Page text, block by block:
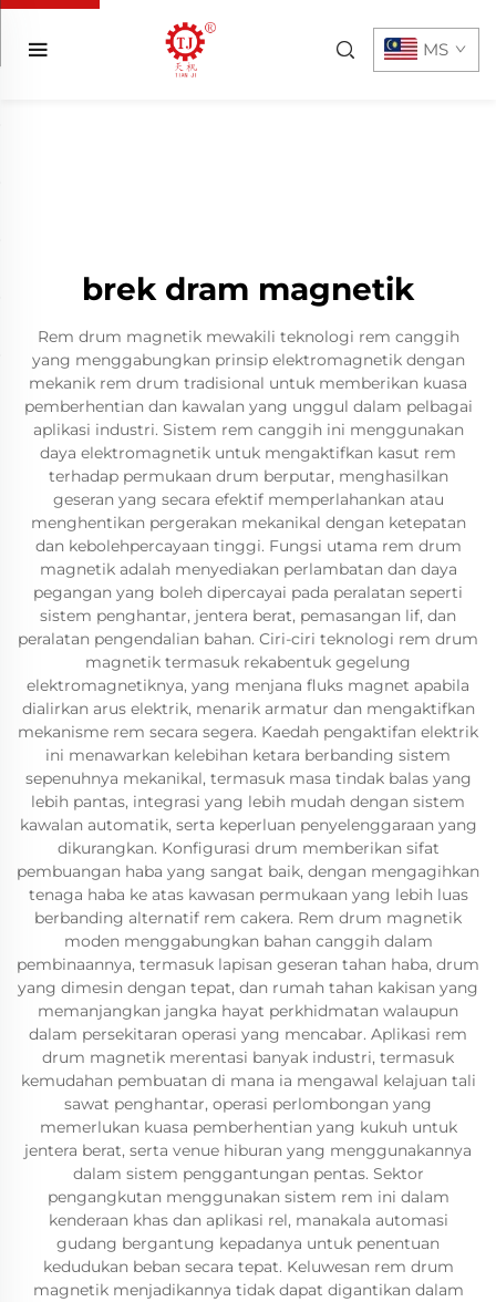
MS
brek dram magnetik
Rem drum magnetik mewakili teknologi rem canggih
yang menggabungkan prinsip elektromagnetik dengan
mekanik rem drum tradisional untuk memberikan kuasa
pemberhentian dan kawalan yang unggul dalam pelbagai
aplikasi industri. Sistem rem canggih ini menggunakan
daya elektromagnetik untuk mengaktifkan kasut rem
terhadap permukaan drum berputar, menghasilkan
geseran yang secara efektif memperlahankan atau
menghentikan pergerakan mekanikal dengan ketepatan
dan kebolehpercayaan tinggi. Fungsi utama rem drum
magnetik adalah menyediakan perlambatan dan daya
pegangan yang boleh dipercayai pada peralatan seperti
sistem penghantar, jentera berat, pemasangan lif, dan
peralatan pengendalian bahan. Ciri-ciri teknologi rem drum
magnetik termasuk rekabentuk gegelung
elektromagnetiknya, yang menjana fluks magnet apabila
dialirkan arus elektrik, menarik armatur dan mengaktifkan
mekanisme rem secara segera. Kaedah pengaktifan elektrik
ini menawarkan kelebihan ketara berbanding sistem
sepenuhnya mekanikal, termasuk masa tindak balas yang
lebih pantas, integrasi yang lebih mudah dengan sistem
kawalan automatik, serta keperluan penyelenggaraan yang
dikurangkan. Konfigurasi drum memberikan sifat
pembuangan haba yang sangat baik, dengan mengagihkan
tenaga haba ke atas kawasan permukaan yang lebih luas
berbanding alternatif rem cakera. Rem drum magnetik
moden menggabungkan bahan canggih dalam
pembinaannya, termasuk lapisan geseran tahan haba, drum
yang dimesin dengan tepat, dan rumah tahan kakisan yang
memanjangkan jangka hayat perkhidmatan walaupun
dalam persekitaran operasi yang mencabar. Aplikasi rem
drum magnetik merentasi banyak industri, termasuk
kemudahan pembuatan di mana ia mengawal kelajuan tali
sawat penghantar, operasi perlombongan yang
memerlukan kuasa pemberhentian yang kukuh untuk
jentera berat, serta venue hiburan yang menggunakannya
dalam sistem penggantungan pentas. Sektor
pengangkutan menggunakan sistem rem ini dalam
kenderaan khas dan aplikasi rel, manakala automasi
gudang bergantung kepadanya untuk penentuan
kedudukan beban secara tepat. Keluwesan rem drum
magnetik menjadikannya tidak dapat digantikan dalam